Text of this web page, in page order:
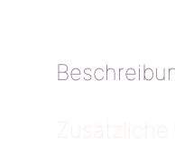
Zusätzliche